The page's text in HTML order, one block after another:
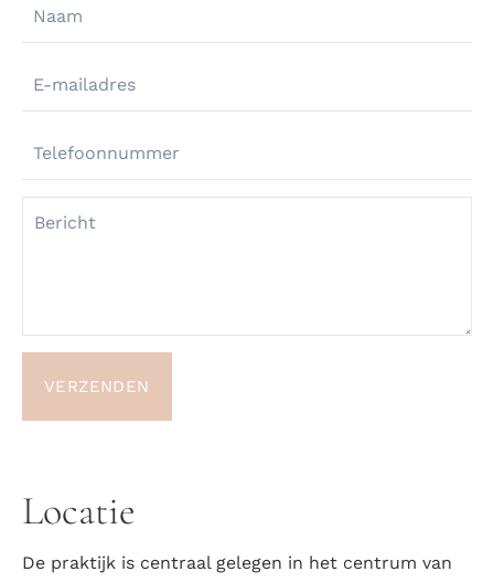
VERZENDEN
Locatie
De praktijk is centraal gelegen in het centrum van